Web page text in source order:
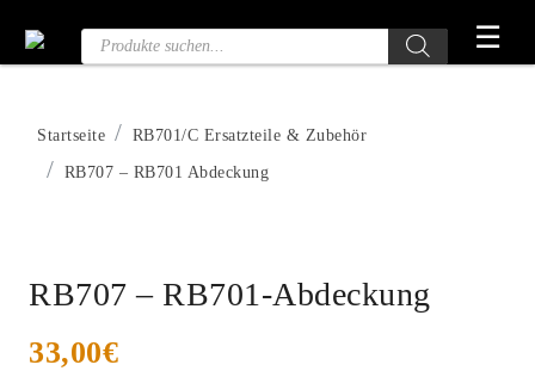
Inhalt
springen
Produktsuche ☰
Startseite RB701/C Ersatzteile & Zubehör
RB707 – RB701 Abdeckung
RB707 – RB701-Abdeckung
33,00€